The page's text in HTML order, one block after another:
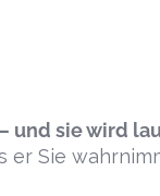
und sie wird
er Sie